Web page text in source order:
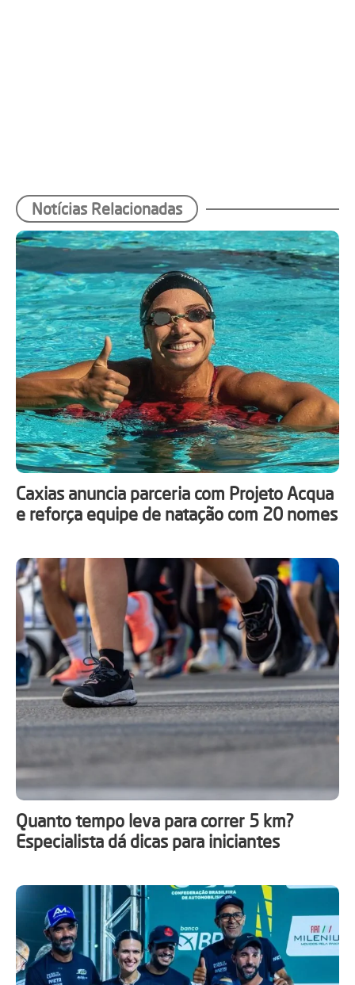
Notícias Relacionadas
Caxias anuncia parceria com Projeto Acqua
e reforça equipe de natação com 20 nomes
Quanto tempo leva para correr 5 km?
Especialista dá dicas para iniciantes